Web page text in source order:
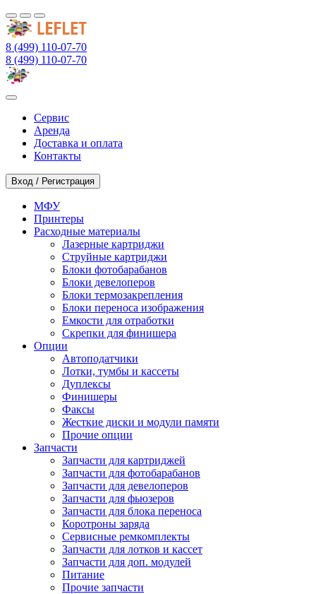
8 (499) 110-07-70
8 (499) 110-07-70
Сервис
Аренда
Доставка и оплата
Контакты
Вход / Регистрация
МФУ
Принтеры
Расходные материалы
Лазерные картриджи
Струйные картриджи
Блоки фотобарабанов
Блоки девелоперов
Блоки термозакрепления
Блоки переноса изображения
Емкости для отработки
Скрепки для финишера
Опции
Автоподатчики
Лотки, тумбы и кассеты
Дуплексы
Финишеры
Факсы
Жесткие диски и модули памяти
Прочие опции
Запчасти
Запчасти для картриджей
Запчасти для фотобарабанов
Запчасти для девелоперов
Запчасти для фьюзеров
Запчасти для блока переноса
Коротроны заряда
Сервисные ремкомплекты
Запчасти для лотков и кассет
Запчасти для доп. модулей
Питание
Прочие запчасти